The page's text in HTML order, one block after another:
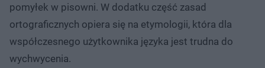
pomyłek w pisowni. W dodatku część zasad
ortograficznych opiera się na etymologii, która dla
współczesnego użytkownika języka jest trudna do
wychwycenia.